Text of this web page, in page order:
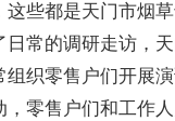
些都是天门市烟草
日常的调研走访，
组织零售户们开展
，零售户们和工作